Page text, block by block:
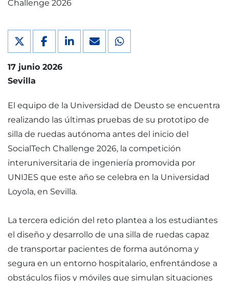
17 junio 2026
Sevilla
El equipo de la Universidad de Deusto se encuentra
realizando las últimas pruebas de su prototipo de
silla de ruedas autónoma antes del inicio del
SocialTech Challenge 2026, la competición
interuniversitaria de ingeniería promovida por
UNIJES que este año se celebra en la Universidad
Loyola, en Sevilla.
La tercera edición del reto plantea a los estudiantes
el diseño y desarrollo de una silla de ruedas capaz
de transportar pacientes de forma autónoma y
segura en un entorno hospitalario, enfrentándose a
obstáculos fijos y móviles que simulan situaciones